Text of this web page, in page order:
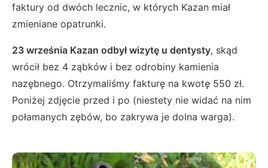
faktury od dwóch lecznic, w których Kazan miał
zmieniane opatrunki.
23 września Kazan odbył wizytę u dentysty, skąd
wrócił bez 4 ząbków i bez odrobiny kamienia
nazębnego. Otrzymaliśmy fakturę na kwotę 550 zł.
Poniżej zdjęcie przed i po (niestety nie widać na nim
połamanych zębów, bo zakrywa je dolna warga).